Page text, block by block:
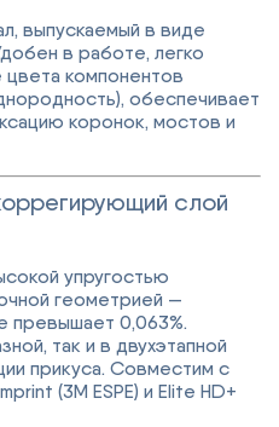
выпускаемый в виде
в работе, легко
компонентов
обеспечивает
коронок, мостов и
слой
упругостью
геометрией —
превышает 0,063%.
так и в двухэтапной
прикуса. Совместим с
(3M ESPE) и Elite HD+